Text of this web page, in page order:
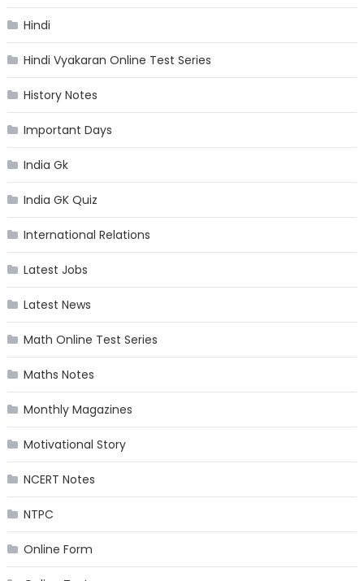
Hindi
Hindi Vyakaran Online Test Series
History Notes
Important Days
India Gk
India GK Quiz
International Relations
Latest Jobs
Latest News
Math Online Test Series
Maths Notes
Monthly Magazines
Motivational Story
NCERT Notes
NTPC
Online Form